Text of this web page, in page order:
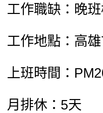
工作職缺：晚
工作地點：高
上班時間：
月排休：5天